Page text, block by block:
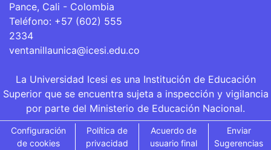
Pance, Cali - Colombia
Teléfono: +57 (602) 555
2334
ventanillaunica@icesi.edu.co
La Universidad Icesi es una Institución de Educación
Superior que se encuentra sujeta a inspección y vigilancia
por parte del Ministerio de Educación Nacional.
Configuración
de cookies
Política de
privacidad
Acuerdo de
usuario final
Enviar
Sugerencias